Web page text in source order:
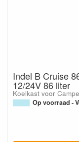
Indel B Cruise
12/24V 86 liter
Koelkast voor
Op voorraad -